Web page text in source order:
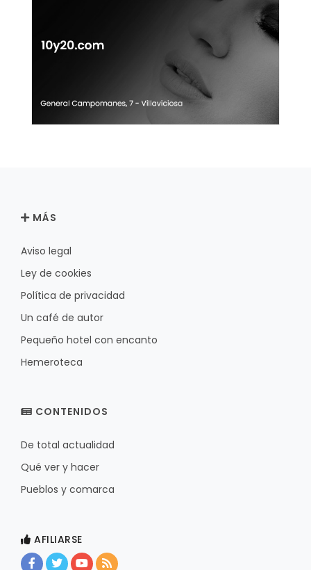
MÁS
Aviso legal
Ley de cookies
Política de privacidad
Un café de autor
Pequeño hotel con encanto
Hemeroteca
CONTENIDOS
De total actualidad
Qué ver y hacer
Pueblos y comarca
AFILIARSE